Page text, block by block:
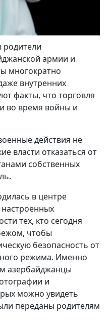
армии и
многократно
внутренних
факты, что торговля
во время войны и
действия не
власти отказаться от
собственных
в центре
тех, кто сегодня
чтобы
безопасность от
режима. Именно
азербайджанцы
и
можно увидеть
переданы родителям